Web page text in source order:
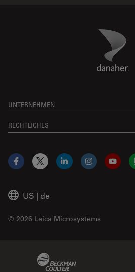
Danaher
UNTERNEHMEN
RECHTLICHES
US | de
© 2026 Leica Microsystems
Facebook
X LinkedInInstagram